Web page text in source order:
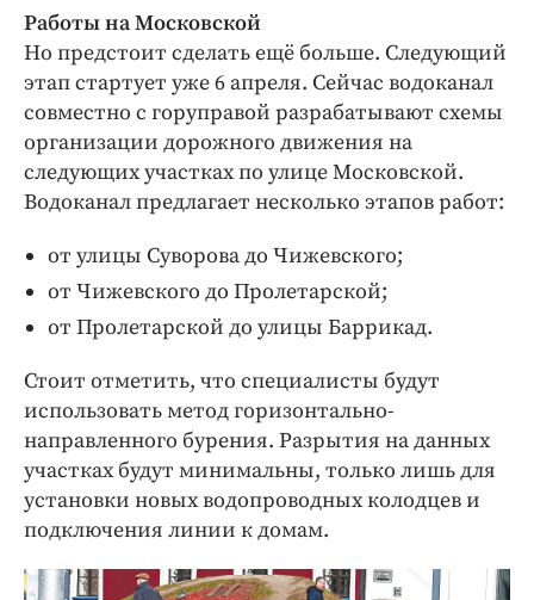
Работы на Московской
Но предстоит сделать ещё больше. Следующий
этап стартует уже 6 апреля. Сейчас водоканал
совместно с горуправой разрабатывают схемы
организации дорожного движения на
следующих участках по улице Московской.
Водоканал предлагает несколько этапов работ:
от улицы Суворова до Чижевского;
от Чижевского до Пролетарской;
от Пролетарской до улицы Баррикад.
Стоит отметить, что специалисты будут
использовать метод горизонтально-
направленного бурения. Разрытия на данных
участках будут минимальны, только лишь для
установки новых водопроводных колодцев и
подключения линии к домам.